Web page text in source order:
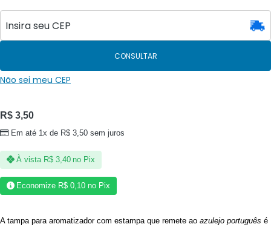
CONSULTAR
Não sei meu CEP
R$ 3,50
Em até 1x de R$ 3,50 sem juros
À vista R$3,40 no Pix
Economize R$ 0,10 no Pix
A tampa para aromatizador com estampa que remete ao azulejo português é